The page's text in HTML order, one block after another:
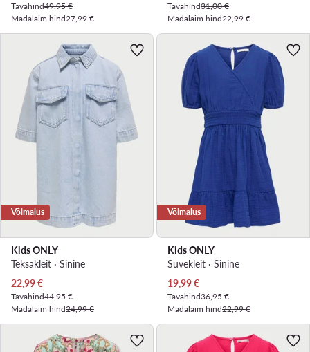
Tavahind49,95 €
Madalaim hind27,99 €
Tavahind31,00 €
Madalaim hind22,99 €
Võimalus
Kids ONLY
Teksakleit · Sinine
Praegune hind
22,99€
Tavahind44,95 €
Madalaim hind24,99 €
Võimalus
Kids ONLY
Suvekleit · Sinine
Praegune hind
19,99€
Tavahind36,95 €
Madalaim hind22,99 €